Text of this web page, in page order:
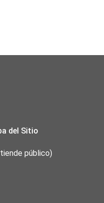
del Sitio
público)